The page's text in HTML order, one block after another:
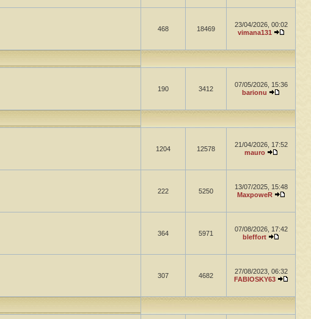
468 18469
23/04/2026, 00:02
vimana131
190 3412
07/05/2026, 15:36
barionu
1204 12578
21/04/2026, 17:52
mauro
222 5250
13/07/2025, 15:48
MaxpoweR
364 5971
07/08/2026, 17:42
bleffort
307 4682
27/08/2023, 06:32
FABIOSKY63